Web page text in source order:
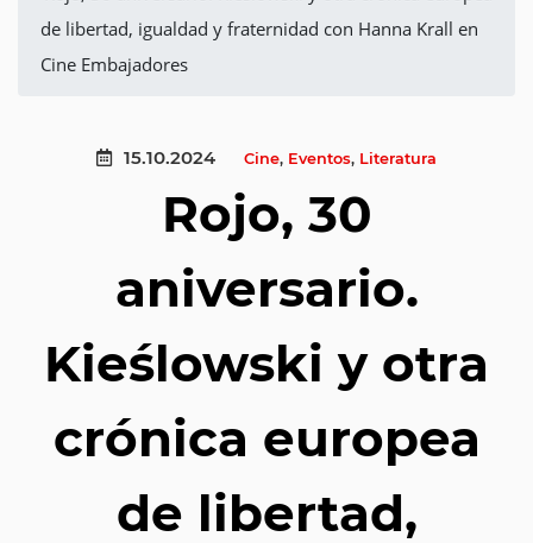
de libertad, igualdad y fraternidad con Hanna Krall en
Cine Embajadores
15.10.2024 Cine, Eventos, Literatura
Rojo, 30
aniversario.
Kieślowski y otra
crónica europea
de libertad,